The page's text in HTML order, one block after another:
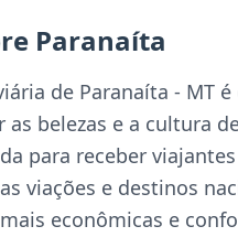
Paranaíta
de Paranaíta - MT
as belezas e a cultura
para receber
viações e destinos
econômicas e